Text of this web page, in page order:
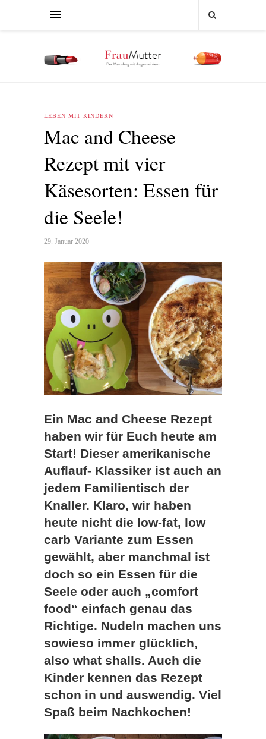
LEBEN MIT KINDERN
Mac and Cheese
Rezept mit vier
Käsesorten: Essen für
die Seele!
29. Januar 2020
Ein Mac and Cheese Rezept
haben wir für Euch heute am
Start! Dieser amerikanische
Auflauf- Klassiker ist auch an
jedem Familientisch der
Knaller. Klaro, wir haben
heute nicht die low-fat, low
carb Variante zum Essen
gewählt, aber manchmal ist
doch so ein Essen für die
Seele oder auch „comfort
food“ einfach genau das
Richtige. Nudeln machen uns
sowieso immer glücklich,
also what shalls. Auch die
Kinder kennen das Rezept
schon in und auswendig. Viel
Spaß beim Nachkochen!